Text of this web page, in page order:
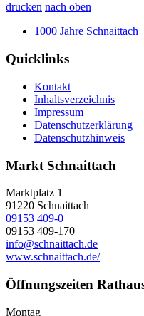
drucken nach oben
1000 Jahre Schnaittach
Quicklinks
Kontakt
Inhaltsverzeichnis
Impressum
Datenschutzerklärung
Datenschutzhinweis
Markt Schnaittach
Marktplatz 1
91220 Schnaittach
09153 409-0
09153 409-170
info@schnaittach.de
www.schnaittach.de/
Öffnungszeiten
Montag